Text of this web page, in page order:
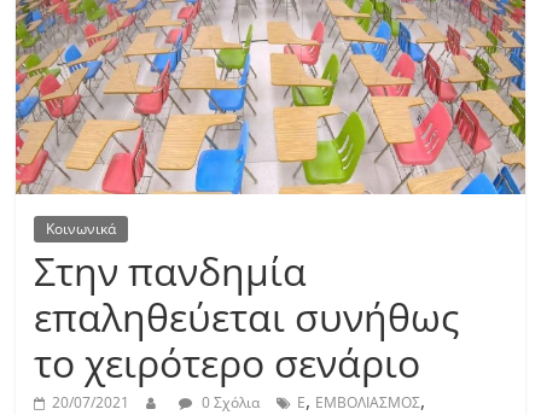
Κοινωνικά
Στην πανδημία
επαληθεύεται συνήθως
το χειρότερο σενάριο
20/07/2021 0 Σχόλια Ε, ΕΜΒΟΛΙΑΣΜΟΣ,